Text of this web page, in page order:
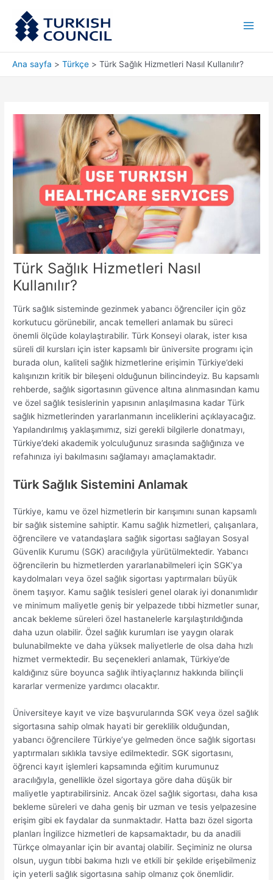
Ana sayfa Türkçe Türk Sağlık Hizmetleri Nasıl Kullanılır?
Türk Sağlık Hizmetleri Nasıl
Kullanılır?
Türk sağlık sisteminde gezinmek yabancı öğrenciler için göz
korkutucu görünebilir, ancak temelleri anlamak bu süreci
önemli ölçüde kolaylaştırabilir. Türk Konseyi olarak, ister kısa
süreli dil kursları için ister kapsamlı bir üniversite programı için
burada olun, kaliteli sağlık hizmetlerine erişimin Türkiye’deki
kalışınızın kritik bir bileşeni olduğunun bilincindeyiz. Bu kapsamlı
rehberde, sağlık sigortasının güvence altına alınmasından kamu
ve özel sağlık tesislerinin yapısının anlaşılmasına kadar Türk
sağlık hizmetlerinden yararlanmanın inceliklerini açıklayacağız.
Yapılandırılmış yaklaşımımız, sizi gerekli bilgilerle donatmayı,
Türkiye’deki akademik yolculuğunuz sırasında sağlığınıza ve
refahınıza iyi bakılmasını sağlamayı amaçlamaktadır.
Türk Sağlık Sistemini Anlamak
Türkiye, kamu ve özel hizmetlerin bir karışımını sunan kapsamlı
bir sağlık sistemine sahiptir. Kamu sağlık hizmetleri, çalışanlara,
öğrencilere ve vatandaşlara sağlık sigortası sağlayan Sosyal
Güvenlik Kurumu (SGK) aracılığıyla yürütülmektedir. Yabancı
öğrencilerin bu hizmetlerden yararlanabilmeleri için SGK’ya
kaydolmaları veya özel sağlık sigortası yaptırmaları büyük
önem taşıyor. Kamu sağlık tesisleri genel olarak iyi donanımlıdır
ve minimum maliyetle geniş bir yelpazede tıbbi hizmetler sunar,
ancak bekleme süreleri özel hastanelerle karşılaştırıldığında
daha uzun olabilir. Özel sağlık kurumları ise yaygın olarak
bulunabilmekte ve daha yüksek maliyetlerle de olsa daha hızlı
hizmet vermektedir. Bu seçenekleri anlamak, Türkiye’de
kaldığınız süre boyunca sağlık ihtiyaçlarınız hakkında bilinçli
kararlar vermenize yardımcı olacaktır.
Üniversiteye kayıt ve vize başvurularında SGK veya özel sağlık
sigortasına sahip olmak hayati bir gereklilik olduğundan,
yabancı öğrencilere Türkiye’ye gelmeden önce sağlık sigortası
yaptırmaları sıklıkla tavsiye edilmektedir. SGK sigortasını,
öğrenci kayıt işlemleri kapsamında eğitim kurumunuz
aracılığıyla, genellikle özel sigortaya göre daha düşük bir
maliyetle yaptırabilirsiniz. Ancak özel sağlık sigortası, daha kısa
bekleme süreleri ve daha geniş bir uzman ve tesis yelpazesine
erişim gibi ek faydalar da sunmaktadır. Hatta bazı özel sigorta
planları İngilizce hizmetleri de kapsamaktadır, bu da anadili
Türkçe olmayanlar için bir avantaj olabilir. Seçiminiz ne olursa
olsun, uygun tıbbi bakıma hızlı ve etkili bir şekilde erişebilmeniz
için yeterli sağlık sigortasına sahip olmanız çok önemlidir.